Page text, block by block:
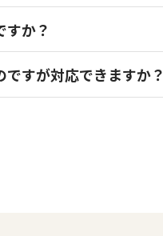
すか？
すが対応できますか？